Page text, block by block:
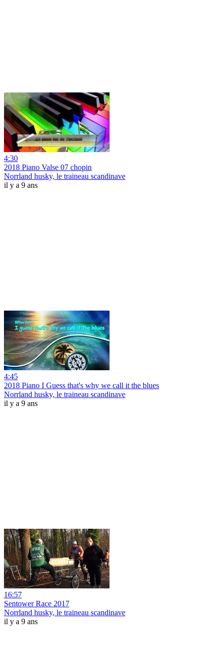
4:30
2018 Piano Valse 07 chopin
Norrland husky, le traineau scandinave
il y a 9 ans
4:45
2018 Piano I Guess that's why we call it the blues
Norrland husky, le traineau scandinave
il y a 9 ans
16:57
Sentower Race 2017
Norrland husky, le traineau scandinave
il y a 9 ans